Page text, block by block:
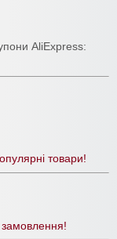
AliExpress:
товари!